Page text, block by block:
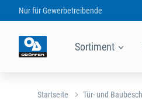
Nur fürGewerbetreibende
Sortiment
Startseite Tür- und